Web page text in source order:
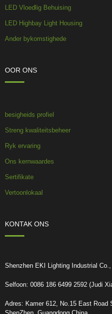
LED Vloedlig Behuising
LED Highbay Light Housing
Ander bykomstighede
OOR ONS
besigheids profiel
Streng kwaliteitsbeheer
Ryk ervaring
Ons kernwaardes
Sertifikate
Vertoonlokaal
KONTAK ONS
Shenzhen EKI Lighting Industrial
Selfoon: 0086 186 6499 2592 (Judi
Adres: Kamer 612, No.15 East Road